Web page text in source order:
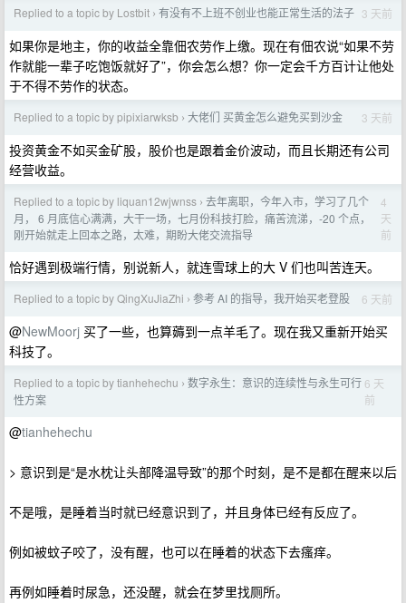
Replied to a topic by Lostbit › 有没有不上班不创业也能正常生活的法子 3 天前
如果你是地主，你的收益全靠佃农劳作上缴。现在有佃农说“如果不劳
作就能一辈子吃饱饭就好了”，你会怎么想？你一定会千方百计让他处
于不得不劳作的状态。
Replied to a topic by pipixiarwksb › 大佬们 买黄金怎么避免买到沙金 3 天前
投资黄金不如买金矿股，股价也是跟着金价波动，而且长期还有公司
经营收益。
Replied to a topic by liquan12wjwnss › 去年离职，今年入市，学习了几个
月， 6 月底信心满满，大干一场，七月份科技打脸，痛苦流涕，-20 个点，
刚开始就走上回本之路，太难，期盼大佬交流指导
4
天
前
恰好遇到极端行情，别说新人，就连雪球上的大 V 们也叫苦连天。
Replied to a topic by QingXuJiaZhi › 参考 AI 的指导，我开始买老登股 6 天前
@NewMoorj 买了一些，也算薅到一点羊毛了。现在我又重新开始买
科技了。
Replied to a topic by tianhehechu › 数字永生：意识的连续性与永生可行
性方案
6 天
前
@tianhehechu
> 意识到是“是水枕让头部降温导致”的那个时刻，是不是都在醒来以后
不是哦，是睡着当时就已经意识到了，并且身体已经有反应了。
例如被蚊子咬了，没有醒，也可以在睡着的状态下去瘙痒。
再例如睡着时尿急，还没醒，就会在梦里找厕所。